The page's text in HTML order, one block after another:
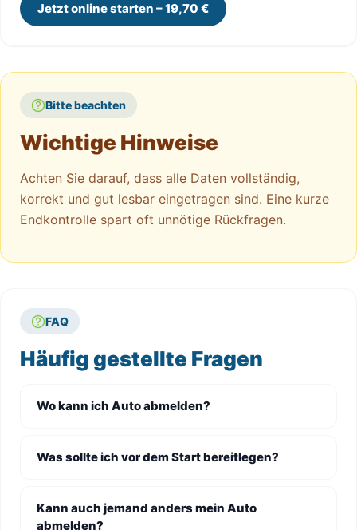
Jetzt online starten – 19,70 €
Bitte beachten
Wichtige Hinweise
Achten Sie darauf, dass alle Daten vollständig,
korrekt und gut lesbar eingetragen sind. Eine kurze
Endkontrolle spart oft unnötige Rückfragen.
FAQ
Häufig gestellte Fragen
Wo kann ich Auto abmelden?
Was sollte ich vor dem Start bereitlegen?
Kann auch jemand anders mein Auto
abmelden?